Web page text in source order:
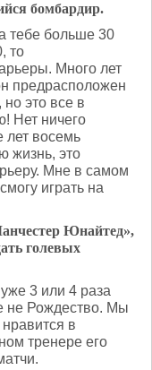
бомбардир.
тебе больше 30
то
Много лет
предрасположен
но это все в
Нет ничего
лет восемь
жизнь, это
Мне в самом
играть на
Юнайтед»,
голевых
3 или 4 раза
не Рождество. Мы
в
тренере его